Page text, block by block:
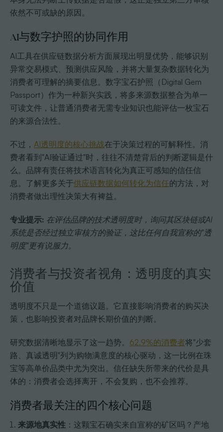
依然不可或缺的原因。
AI与数字护照的协同作用
AI工具在供应链数据分析方面展现出明显优势，能够识别
异常交易模式、预测供应风险，并将大量复杂数据转化为
消费者可理解的摘要信息。数字宝石护照（Digital Gem
Passport）作为一种新兴实践，将多来源数据整合为单一
可读文件，让普通消费者无需专业知识也能评估一枚宝石
的来源合法性。
不过， AI透明度的核心挑战在于决策过程的可解释性。消
费者看到"AI验证通过"时，往往不清楚背后的判断逻辑是什
么。品牌有责任将技术语言转化为真正可感知的信任信
息。了解更多关于供应链数据如何转化为信任的方法，对
消费者做出理性决策大有裨益。
专业提示: 在评估品牌的技术透明度时，询问其区块链或AI
系统是否经过独立审核方的验证，这比任何自我宣称的"透
明度"更有说服力。
消费者与投资者视角：透明度的真实
价值
透明度不只是一个道德议题。它直接影响消费者的购买决
策，也影响投资者对品牌长期价值的判断。
研究数据清晰地显示了这一趋势。 62.9%的消费者将"少套
路、真诚透明"列为购物满意度的核心驱动，这一比例在珠
宝等高单价品类中尤为突出。信任缺失所带来的代价是具
体的：消费者会选择离开，不会复购，也不会推荐。
消费者最关注的四个核心问题
来源地真实性 ：这颗宝石确实来自宣称的矿区吗？产地